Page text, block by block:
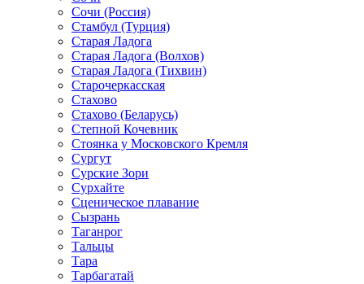
Сочи (Россия)
Стамбул (Турция)
Старая Ладога
Старая Ладога (Волхов)
Старая Ладога (Тихвин)
Старочеркасская
Стахово
Стахово (Беларусь)
Степной Кочевник
Стоянка у Московского Кремля
Сургут
Сурские Зори
Сурхайте
Сценическое плавание
Сызрань
Таганрог
Тальцы
Тара
Тарбагатай